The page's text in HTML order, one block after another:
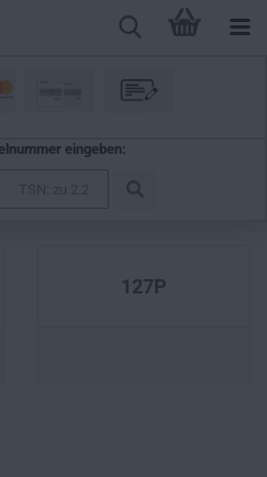
eingeben:
127P